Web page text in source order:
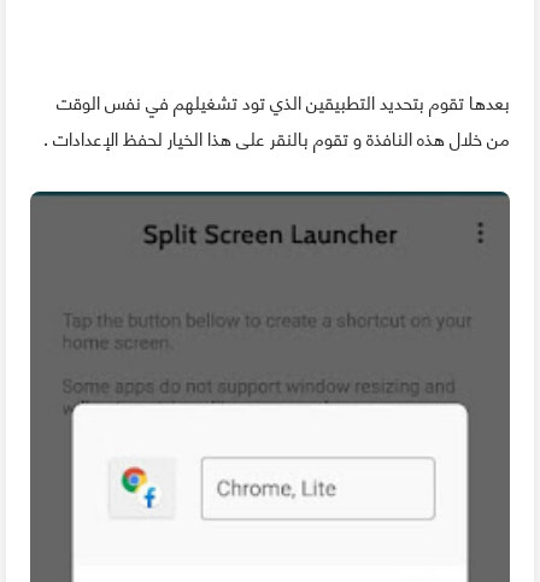
بعدها تقوم بتحديد التطبيقين الذي تود تشغيلهم في نفس الوقت
من خلال هذه النافذة و تقوم بالنقر على هذا الخيار لحفظ الإعدادات .